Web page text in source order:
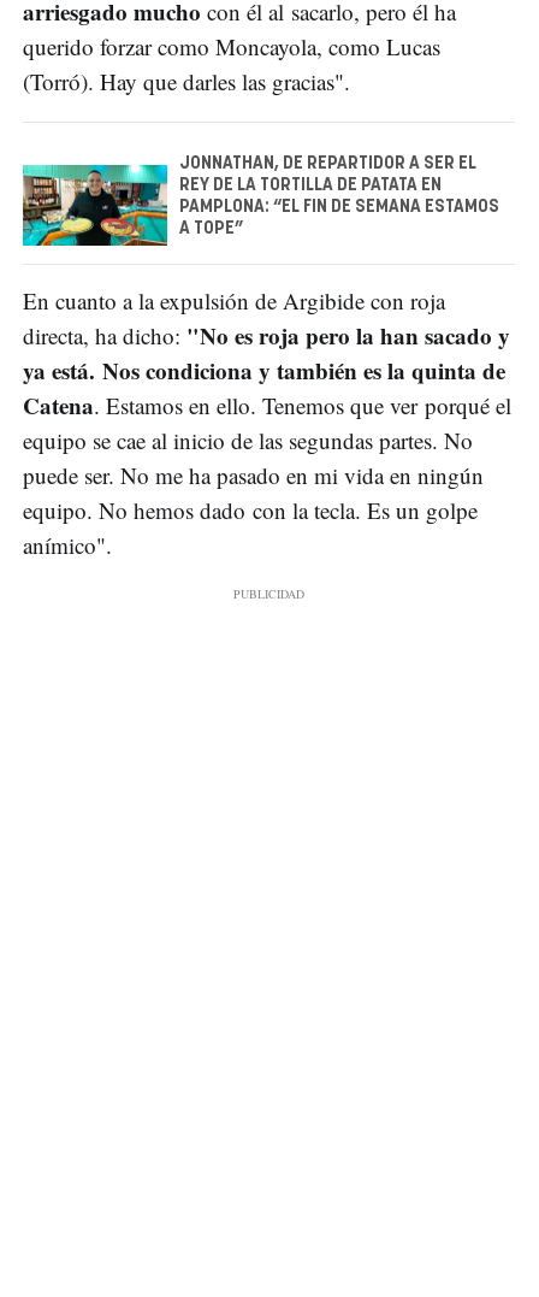
arriesgado mucho con él al sacarlo, pero él ha
querido forzar como Moncayola, como Lucas
(Torró). Hay que darles las gracias".
JONNATHAN, DE REPARTIDOR A SER EL
REY DE LA TORTILLA DE PATATA EN
PAMPLONA: “EL FIN DE SEMANA ESTAMOS
A TOPE”
En cuanto a la expulsión de Argibide con roja
directa, ha dicho: "No es roja pero la han sacado y
ya está. Nos condiciona y también es la quinta de
Catena. Estamos en ello. Tenemos que ver porqué el
equipo se cae al inicio de las segundas partes. No
puede ser. No me ha pasado en mi vida en ningún
equipo. No hemos dado con la tecla. Es un golpe
anímico".